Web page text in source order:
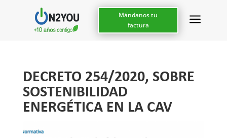
Mándanos tu
factura
a
DECRETO 254/2020, SOBRE
SOSTENIBILIDAD
ENERGÉTICA EN LA CAV